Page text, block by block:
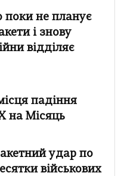
поки не планує
і знову
відділяє
падіння
на Місяць
удар по
військових